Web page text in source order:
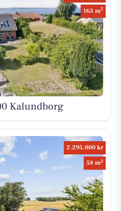
163 m2
Kalundborg
2.295.000 kr
58 m2